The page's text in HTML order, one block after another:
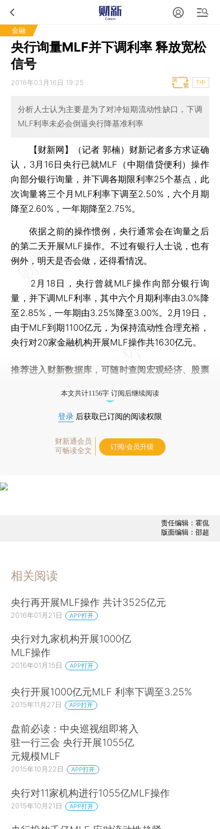
金融
央行询量MLF并下调利率 释放宽松
信号
2016年03月16日 19:25 T中
分析人士认为主要是为了对冲短期流动性缺口，下调
MLF利率未必会倒逼央行降基准利率
【财新网】（记者 郭楠） 财新记者多方求证确
认，3月16日央行已就MLF（中期借贷便利）操作
向部分银行询量，并下调各期限利率25个基点，此
次询量将三个月MLF利率下调至2.50%，六个月期
降至2.60%，一年期降至2.75%。
依据之前的操作惯例，央行通常会在询量之后
的第二天开展MLF操作。不过有银行人士说，也有
例外，明天是否会做，还得看情况。
2月18日，央行曾就MLF操作向部分银行询
量，并下调MLF利率，其中六个月期利率由3.0%降
至2.85%，一年期由3.25%降至3.00%。2月19日，
由于MLF到期1100亿元，为保持流动性合理充裕，
央行对20家金融机构开展MLF操作共1630亿元。
推荐进入 财新数据库 ，可随时查阅宏观经济、股票
本文共计1156字 订阅后继续阅读
登录 后获取已订阅的阅读权限
财新通会员
可畅读全文
订阅/会员升级
责任编辑：霍侃
版面编辑：邵超
相关阅读
央行再开展MLF操作 共计3525亿元
2016年01月21日 APP打开
央行对九家机构开展1000亿
MLF操作
2016年01月15日 APP打开
央行开展1000亿元MLF 利率下调至3.25%
2015年11月27日 APP打开
盘前必读：中央巡视组即将入
驻一行三会 央行开展1055亿
元规模MLF
2015年10月22日 APP打开
央行对11家机构进行1055亿MLF操作
2015年10月21日 APP打开